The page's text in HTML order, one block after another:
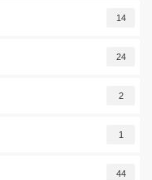
14
24
2
1
44